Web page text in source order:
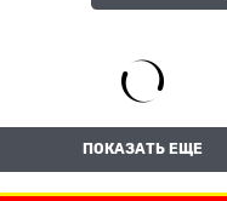
ПОКАЗАТЬ ЕЩЕ